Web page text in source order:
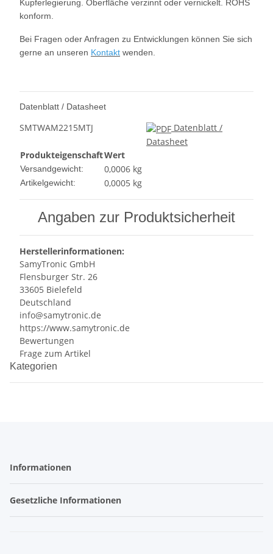
Kupferlegierung. Oberfläche verzinnt oder vernickelt. ROHS
konform.
Bei Fragen oder Anfragen zu Entwicklungen können Sie sich
gerne an unseren Kontakt wenden.
Datenblatt / Datasheet
SMTWAM2215MTJ
Datenblatt /
Datasheet
ProdukteigenschaftWert
Versandgewicht: 0,0006 kg
Artikelgewicht: 0,0005 kg
Angaben zur Produktsicherheit
Herstellerinformationen:
SamyTronic GmbH
Flensburger Str. 26
33605 Bielefeld
Deutschland
info@samytronic.de
https://www.samytronic.de
Bewertungen
Frage zum Artikel
Kategorien
Informationen
Gesetzliche Informationen